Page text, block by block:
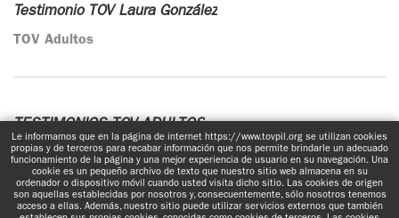
Testimonio TOV Laura González
TOV Adultos
TESTIMONIOS TOV ADULTOS
TOV Adultos
Le informamos que en la página de internet https://www.tovpil.org se utilizan cookies
propias y de terceros para recabar información que nos permite brindarle un adecuado
funcionamiento de la página y una mejor experiencia de usuario en su navegación. Una
cookie es un pequeño archivo de texto que nuestro sitio web almacena en su
ordenador o dispositivo móvil cuando usted visita dicho sitio. Las cookies de origen
son aquellas establecidas por nosotros y, consecuentemente, sólo nosotros tenemos
acceso a ellas. Además, nuestro sitio puede utilizar servicios externos que también